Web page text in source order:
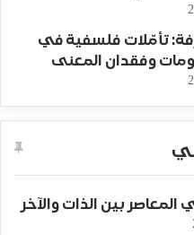
تأمّلات فلسفية في
وفقدان المعنى
المعاصر بين الذات والآخر